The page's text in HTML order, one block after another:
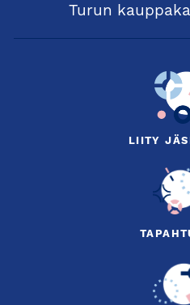
Turun
LIITY